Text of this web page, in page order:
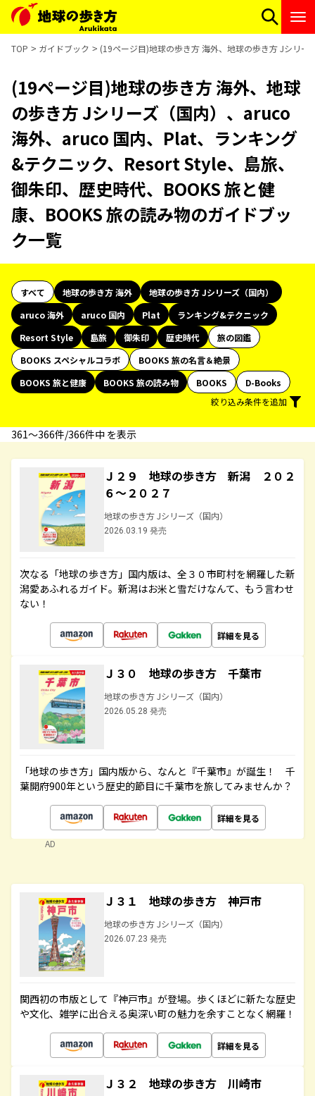
TOP ガイドブック (19ページ目)地球の歩き方 海外、地球の歩き方 Jシリ
(19ページ目)地球の歩き方 海外、地球
の歩き方 Jシリーズ（国内）、aruco
海外、aruco 国内、Plat、ランキング
&テクニック、Resort Style、島旅、
御朱印、歴史時代、BOOKS 旅と健
康、BOOKS 旅の読み物のガイドブッ
ク一覧
すべて 地球の歩き方 海外
地球の歩き方 Jシリーズ（国内）
aruco 海外
aruco 国内 Plat
ランキング&テクニック
Resort Style
島旅 御朱印 歴史時代
旅の図鑑
BOOKS スペシャルコラボ
BOOKS 旅の名言＆絶景
BOOKS 旅と健康
BOOKS 旅の読み物 BOOKS
D-Books
絞り込み条件を追加
361〜366件/366件中 を表示
Ｊ２９ 地球の歩き方 新潟 ２０２
６～２０２７
地球の歩き方 Jシリーズ（国内）
2026.03.19 発売
次なる「地球の歩き方」国内版は、全３０市町村を網羅した新
潟愛あふれるガイド。新潟はお米と雪だけなんて、もう言わせ
ない！
詳細を見る
Ｊ３０ 地球の歩き方 千葉市
地球の歩き方 Jシリーズ（国内）
2026.05.28 発売
「地球の歩き方」国内版から、なんと『千葉市』が誕生！ 千
葉開府900年という歴史的節目に千葉市を旅してみませんか？
詳細を見る
AD
Ｊ３１ 地球の歩き方 神戸市
地球の歩き方 Jシリーズ（国内）
2026.07.23 発売
関西初の市版として『神戸市』が登場。歩くほどに新たな歴史
や文化、雑学に出合える奥深い町の魅力を余すことなく網羅！
詳細を見る
Ｊ３２ 地球の歩き方 川崎市